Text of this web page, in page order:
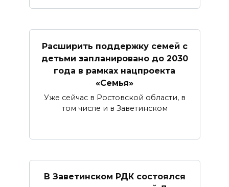
Расширить поддержку семей с
детьми запланировано до 2030
года в рамках нацпроекта
«Семья»
Уже сейчас в Ростовской области, в
том числе и в Заветинском
В Заветинском РДК состоялся